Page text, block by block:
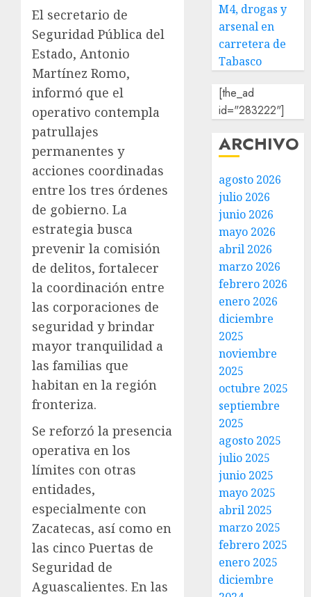
El secretario de
Seguridad Pública del
Estado, Antonio
Martínez Romo,
informó que el
operativo contempla
patrullajes
permanentes y
acciones coordinadas
entre los tres órdenes
de gobierno. La
estrategia busca
prevenir la comisión
de delitos, fortalecer
la coordinación entre
las corporaciones de
seguridad y brindar
mayor tranquilidad a
las familias que
habitan en la región
fronteriza.
Se reforzó la presencia
operativa en los
límites con otras
entidades,
especialmente con
Zacatecas, así como en
las cinco Puertas de
Seguridad de
Aguascalientes. En las
M4, drogas y
arsenal en
carretera de
Tabasco
[the_ad
id="283222"]
ARCHIVO
agosto 2026
julio 2026
junio 2026
mayo 2026
abril 2026
marzo 2026
febrero 2026
enero 2026
diciembre
2025
noviembre
2025
octubre 2025
septiembre
2025
agosto 2025
julio 2025
junio 2025
mayo 2025
abril 2025
marzo 2025
febrero 2025
enero 2025
diciembre